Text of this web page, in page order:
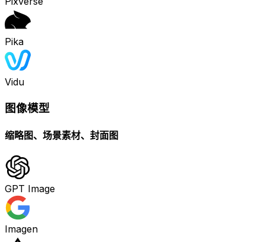
Pika
Vidu
图像模型
缩略图、场景素材、封面图
GPT Image
Imagen